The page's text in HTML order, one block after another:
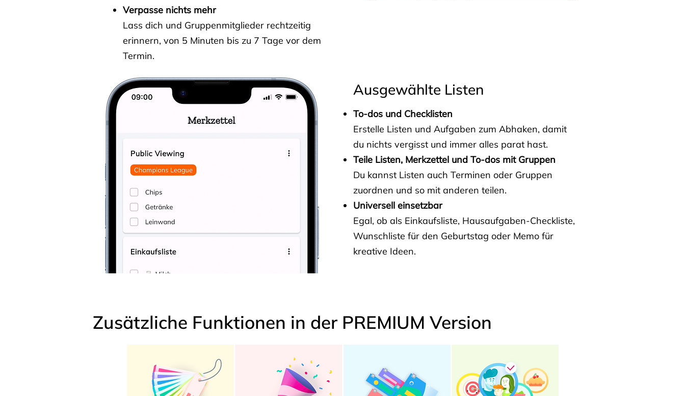
Verpasse nichts mehr
Lass dich und Gruppenmitglieder rechtzeitig
erinnern, von 5 Minuten bis zu 7 Tage vor dem
Termin.
Ausgewählte Listen
To-dos und Checklisten
Erstelle Listen und Aufgaben zum Abhaken, damit
du nichts vergisst und immer alles parat hast.
Teile Listen, Merkzettel und To-dos mit Gruppen
Du kannst Listen auch Terminen oder Gruppen
zuordnen und so mit anderen teilen.
Universell einsetzbar
Egal, ob als Einkaufsliste, Hausaufgaben-Checkliste,
Wunschliste für den Geburtstag oder Memo für
kreative Ideen.
Zusätzliche Funktionen in der PREMIUM Version